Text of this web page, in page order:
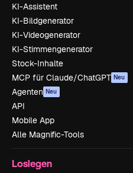
KI-Assistent
KI-Bildgenerator
KI-Videogenerator
KI-Stimmengenerator
Stock-Inhalte
MCP für Claude/ChatGPT Neu
Agenten Neu
API
Mobile App
Alle Magnific-Tools
Loslegen